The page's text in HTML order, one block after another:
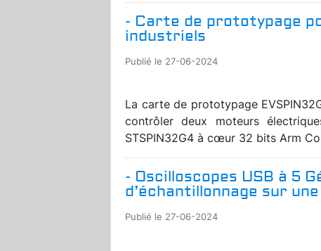
- Carte de prototypage
industriels
Publié le 27-06-2024
La carte de prototypage
contrôler deux moteurs
STSPIN32G4 à cœur 32 bits Arm
- Oscilloscopes USB à 5
d’échantillonnage sur
Publié le 27-06-2024